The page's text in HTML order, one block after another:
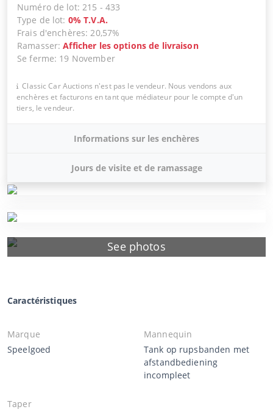
See photos
Numéro de lot:215 - 433
Type de lot: 0% T.V.A.
Frais d'enchères:20,57%
Ramasser:Afficher les options de livraison
Se ferme: 19 November
Classic Car Auctions n'est pas le vendeur. Nous vendons aux
enchères et facturons en tant que médiateur pour le compte d'un
tiers, le vendeur.
Informations sur les enchères
Jours de visite et de ramassage
Caractéristiques
Marque
Speelgoed
Mannequin
Tank op rupsbanden met
afstandbediening
incompleet
Taper